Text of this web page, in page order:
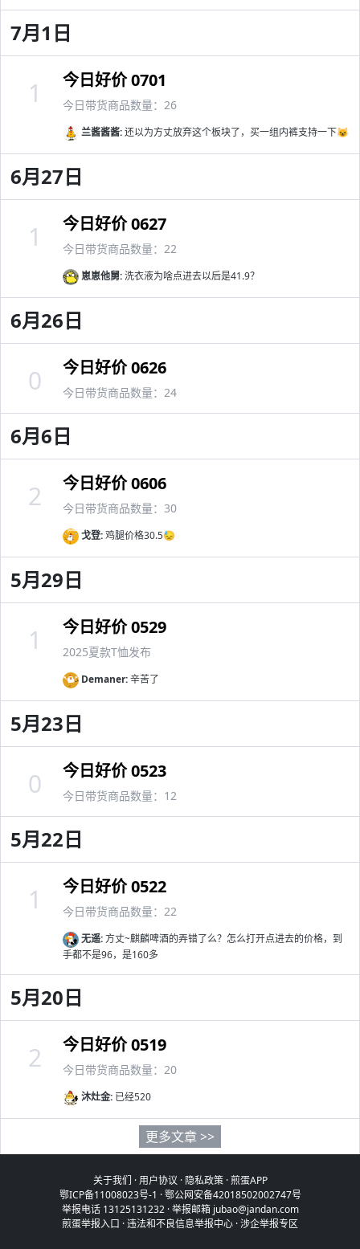
7月1日
今日好价 0701
今日带货商品数量：26
兰酱酱酱:还以为方丈放弃这个板块了，买一组内裤支持一下😺
1
6月27日
今日好价 0627
今日带货商品数量：22
崽崽他舅:洗衣液为啥点进去以后是41.9？
1
6月26日
今日好价 0626
今日带货商品数量：24
0
6月6日
今日好价 0606
今日带货商品数量：30
戈登:鸡腿价格30.5😓
2
5月29日
今日好价 0529
2025夏款T恤发布
Demaner:辛苦了
1
5月23日
今日好价 0523
今日带货商品数量：12
0
5月22日
今日好价 0522
今日带货商品数量：22
无遥:方丈~麒麟啤酒的弄错了么？怎么打开点进去的价格，到
手都不是96，是160多
1
5月20日
今日好价 0519
今日带货商品数量：20
沐灶金: 已经520
2
更多文章 >>
关于我们 ·用户协议 · 隐私政策·煎蛋APP
鄂ICP备11008023号-1 ·鄂公网安备42018502002747号
举报电话 13125131232 · 举报邮箱 jubao@jandan.com
煎蛋举报入口 ·违法和不良信息举报中心 ·涉企举报专区